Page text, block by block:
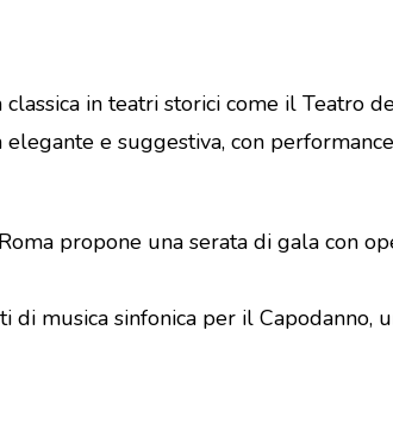
in teatri storici come il Teatro
e suggestiva, con
propone una serata di gala con
musica sinfonica per il Capodanno,